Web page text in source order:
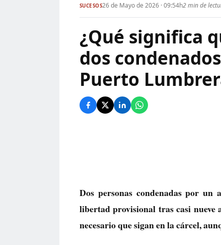
SUCESOS26 de Mayo de 2026 · 09:54h2 min de
¿Qué significa
dos
Puerto
Dos personas condenadas por
libertad provisional tras casi nueve
necesario que sigan en la cárcel,